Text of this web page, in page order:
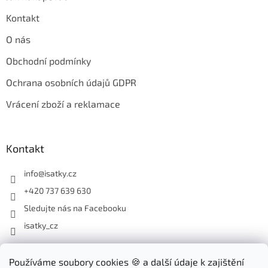
Používáme soubory cookies 🍪 a další údaje k zajištění
Kontakt
O nás
Obchodní podmínky
Ochrana osobních údajů GDPR
Vrácení zboží a reklamace
Kontakt
info@isatky.cz
+420 737 639 630
Sledujte nás na Facebooku
isatky_cz
Odebírat newsletter